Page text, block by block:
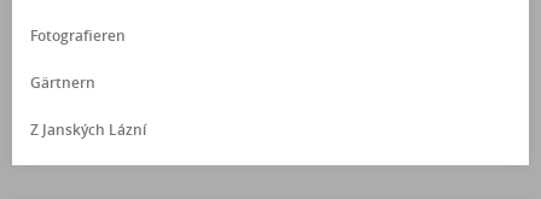
Fotografieren
Gärtnern
Z Janských Lázní